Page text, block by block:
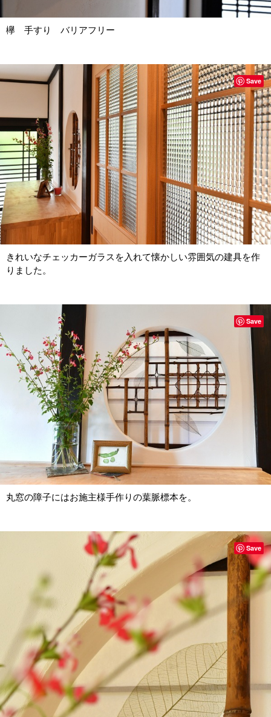
欅 手すり バリアフリー
きれいなチェッカーガラスを入れて懐かしい雰囲気の建具を作
りました。
Save
丸窓の障子にはお施主様手作りの葉脈標本を。
Save
Save